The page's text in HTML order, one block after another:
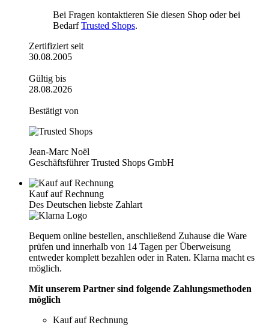
Bei Fragen kontaktieren Sie diesen Shop oder bei
BedarfTrusted Shops.
Zertifiziert seit
30.08.2005
Gültig bis
28.08.2026
Bestätigt von
Jean-Marc Noël
Geschäftsführer Trusted Shops GmbH
Kauf auf Rechnung
Des Deutschen liebste Zahlart
Bequem online bestellen, anschließend Zuhause die Ware
prüfen und innerhalb von 14 Tagen per Überweisung
entweder komplett bezahlen oder in Raten. Klarna macht es
möglich.
Mit unserem Partner sind folgende Zahlungsmethoden
möglich
Kauf auf Rechnung